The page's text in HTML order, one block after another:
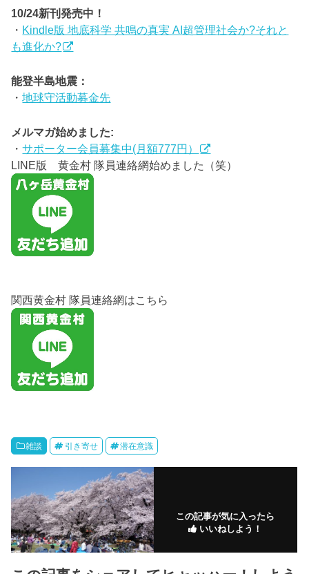
10/24新刊発売中！
・ Kindle版 地底科学 共鳴の真実 AI超管理社会か?それと
も進化か?
能登半島地震：
・地球守活動募金先
メルマガ始めました:
・サポーター会員募集中(月額777円）
LINE版 黄金村 隊員連絡網始めました（笑）
関西黄金村 隊員連絡網はこちら
雑談 引き寄せ 潜在意識
この記事が気に入ったら
いいねしよう！